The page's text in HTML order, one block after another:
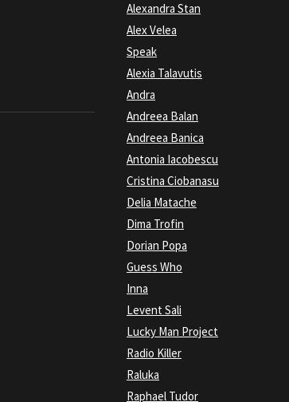
Alexandra Stan
Alex Velea
Speak
Alexia Talavutis
Andra
Andreea Balan
Andreea Banica
Antonia Iacobescu
Cristina Ciobanasu
Delia Matache
Dima Trofin
Dorian Popa
Guess Who
Inna
Levent Sali
Lucky Man Project
Radio Killer
Raluka
Raphael Tudor